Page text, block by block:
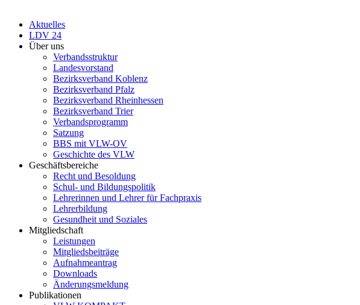
Aktuelles
LDV 24
Über uns
Verbandsstruktur
Landesvorstand
Bezirksverband Koblenz
Bezirksverband Pfalz
Bezirksverband Rheinhessen
Bezirksverband Trier
Verbandsprogramm
Satzung
BBS mit VLW-OV
Geschichte des VLW
Geschäftsbereiche
Recht und Besoldung
Schul- und Bildungspolitik
Lehrerinnen und Lehrer für Fachpraxis
Lehrerbildung
Gesundheit und Soziales
Mitgliedschaft
Leistungen
Mitgliedsbeiträge
Aufnahmeantrag
Downloads
Änderungsmeldung
Publikationen